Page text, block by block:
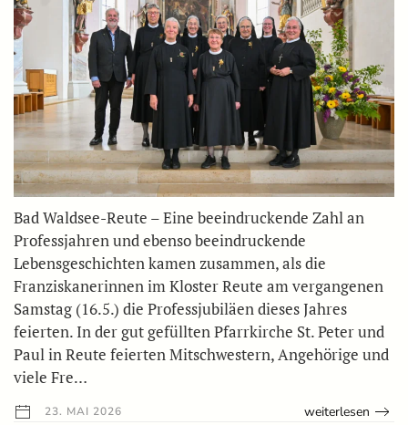
Bad Waldsee-Reute – Eine beeindruckende Zahl an
Professjahren und ebenso beeindruckende
Lebensgeschichten kamen zusammen, als die
Franziskanerinnen im Kloster Reute am vergangenen
Samstag (16.5.) die Professjubiläen dieses Jahres
feierten. In der gut gefüllten Pfarrkirche St. Peter und
Paul in Reute feierten Mitschwestern, Angehörige und
viele Fre…
23. MAI 2026 weiterlesen